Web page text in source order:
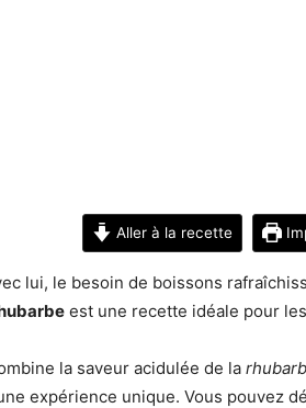
Aller à la recette
lui, le besoin de boissons
est une recette idéale pour
la saveur acidulée de la
expérience unique. Vous pouvez